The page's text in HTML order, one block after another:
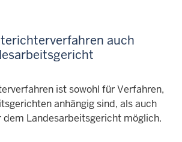
auch
ist sowohl für Verfahren,
anhängig sind, als auch
dem Landesarbeitsgericht möglich.